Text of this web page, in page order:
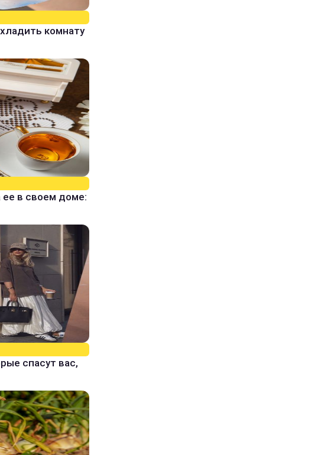
комнату
в своем доме:
спасут вас,